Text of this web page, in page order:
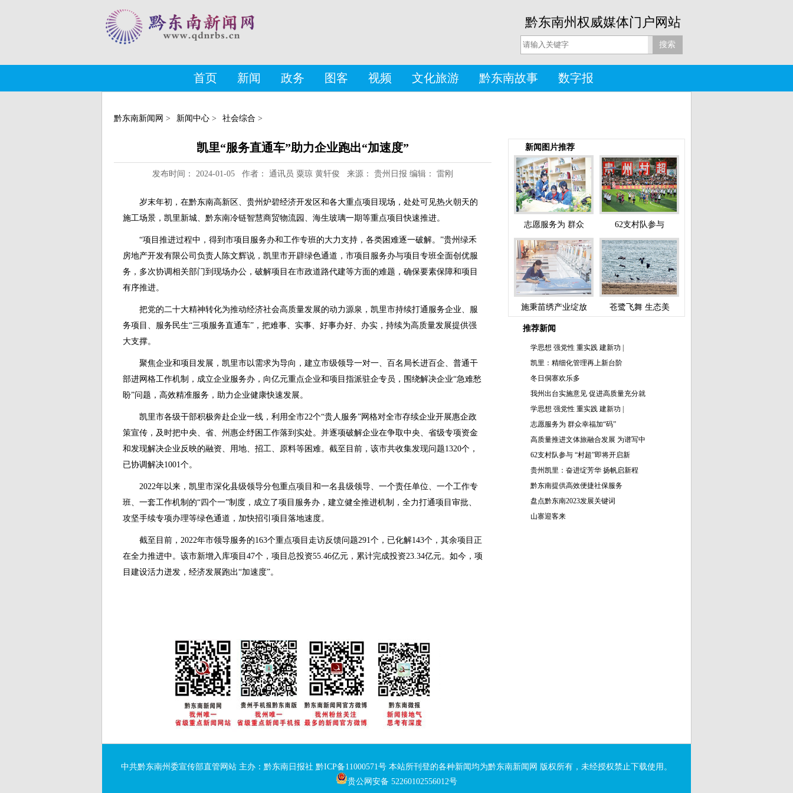
黔东南州权威媒体门户网站
首页 新闻 政务 图客 视频 文化旅游 黔东南故事 数字报
黔东南新闻网 > 新闻中心 > 社会综合 >
凯里“服务直通车”助力企业跑出“加速度”
发布时间： 2024-01-05 作者： 通讯员 粟琼 黄轩俊 来源： 贵州日报 编辑： 雷刚
岁末年初，在黔东南高新区、贵州炉碧经济开发区和各大重点项目现场，处处可见热火朝天的
施工场景，凯里新城、黔东南冷链智慧商贸物流园、海生玻璃一期等重点项目快速推进。
“项目推进过程中，得到市项目服务办和工作专班的大力支持，各类困难逐一破解。”贵州绿禾
房地产开发有限公司负责人陈文辉说，凯里市开辟绿色通道，市项目服务办与项目专班全面创优服
务，多次协调相关部门到现场办公，破解项目在市政道路代建等方面的难题，确保要素保障和项目
有序推进。
把党的二十大精神转化为推动经济社会高质量发展的动力源泉，凯里市持续打通服务企业、服
务项目、服务民生“三项服务直通车”，把难事、实事、好事办好、办实，持续为高质量发展提供强
大支撑。
聚焦企业和项目发展，凯里市以需求为导向，建立市级领导一对一、百名局长进百企、普通干
部进网格工作机制，成立企业服务办，向亿元重点企业和项目指派驻企专员，围绕解决企业“急难愁
盼”问题，高效精准服务，助力企业健康快速发展。
凯里市各级干部积极奔赴企业一线，利用全市22个“贵人服务”网格对全市存续企业开展惠企政
策宣传，及时把中央、省、州惠企纾困工作落到实处。并逐项破解企业在争取中央、省级专项资金
和发现解决企业反映的融资、用地、招工、原料等困难。截至目前，该市共收集发现问题1320个，
已协调解决1001个。
2022年以来，凯里市深化县级领导分包重点项目和一名县级领导、一个责任单位、一个工作专
班、一套工作机制的“四个一”制度，成立了项目服务办，建立健全推进机制，全力打通项目审批、
攻坚手续专项办理等绿色通道，加快招引项目落地速度。
截至目前，2022年市领导服务的163个重点项目走访反馈问题291个，已化解143个，其余项目正
在全力推进中。该市新增入库项目47个，项目总投资55.46亿元，累计完成投资23.34亿元。如今，项
目建设活力迸发，经济发展跑出“加速度”。
新闻图片推荐
志愿服务为 群众 62支村队参与
施秉苗绣产业绽放 苍鹭飞舞 生态美
推荐新闻
学思想 强党性 重实践 建新功 |
凯里：精细化管理再上新台阶
冬日侗寨欢乐多
我州出台实施意见 促进高质量充分就
学思想 强党性 重实践 建新功 |
志愿服务为 群众幸福加“码”
高质量推进文体旅融合发展 为谱写中
62支村队参与 “村超”即将开启新
贵州凯里：奋进绽芳华 扬帆启新程
黔东南提供高效便捷社保服务
盘点黔东南2023发展关键词
山寨迎客来
中共黔东南州委宣传部直管网站 主办：黔东南日报社 黔ICP备11000571号 本站所刊登的各种新闻均为黔东南新闻网 版权所有，未经授权禁止下载使用。
贵公网安备 52260102556012号